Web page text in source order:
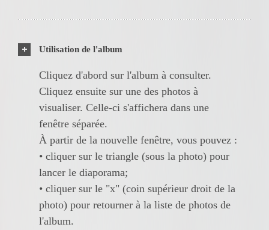
Utilisation de l'album
Cliquez d'abord sur l'album à consulter.
Cliquez ensuite sur une des photos à
visualiser. Celle-ci s'affichera dans une
fenêtre séparée.
À partir de la nouvelle fenêtre, vous pouvez :
• cliquer sur le triangle (sous la photo) pour
lancer le diaporama;
• cliquer sur le "x" (coin supérieur droit de la
photo) pour retourner à la liste de photos de
l'album.